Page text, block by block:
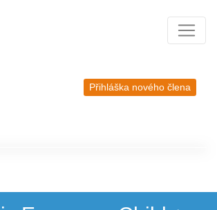
Přihláška nového člena